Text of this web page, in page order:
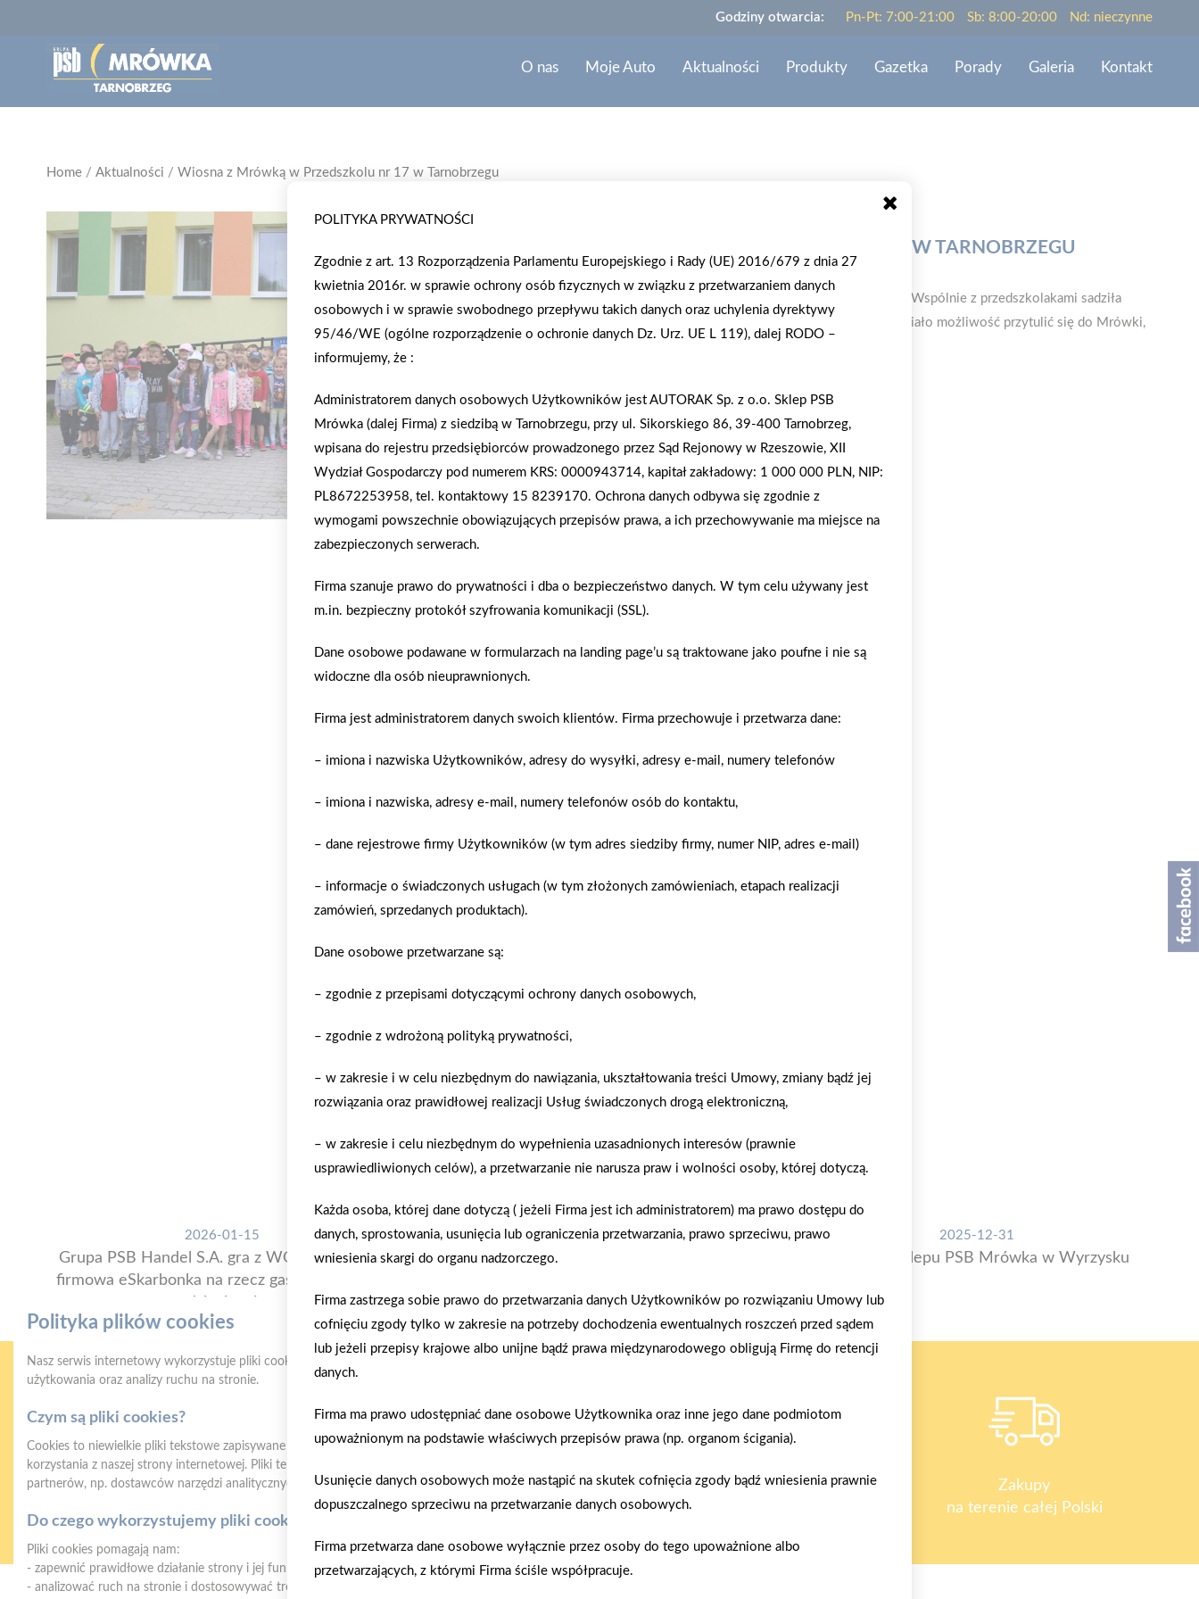
Godziny otwarcia: Pn-Pt: 7:00-21:00 Sb: 8:00-20:00 Nd: nieczynne
O nas Moje Auto Aktualności Produkty Gazetka Porady Galeria Kontakt
Home / Aktualności / Wiosna z Mrówką w Przedszkolu nr 17 w Tarnobrzegu
WIOSNA Z MRÓWKĄ W PRZEDSZKOLU NR 17 W TARNOBRZEGU
Nasza Mrówka 29 maja odwiedziła Przedszkole nr 17 w Tarnobrzegu. Wspólnie z przedszkolakami sadziła
kwiaty upiększając najbliższe otoczenie przedszkola. Każde dziecko miało możliwość przytulić się do Mrówki,
GALERIA
2026-01-15
Grupa PSB Handel S.A. gra z WOŚP. Powstała
firmowa eSkarbonka na rzecz gastroenterologii
2026-01-12
Zacisze S.A. dołącza do Grupy PSB. Sieć kończy
2025-12-31
Otwarcie sklepu PSB Mrówka w Wyrzysku
Gwarancja jakości
Zakupy w systemie
ratalnym
Oferujemy zakupy
Zakupy
na terenie całej Polski
POLITYKA PRYWATNOŚCI
Zgodnie z art. 13 Rozporządzenia Parlamentu Europejskiego i Rady (UE) 2016/679 z dnia 27
kwietnia 2016r. w sprawie ochrony osób fizycznych w związku z przetwarzaniem danych
osobowych i w sprawie swobodnego przepływu takich danych oraz uchylenia dyrektywy
95/46/WE (ogólne rozporządzenie o ochronie danych Dz. Urz. UE L 119), dalej RODO –
informujemy, że :
Administratorem danych osobowych Użytkowników jest AUTORAK Sp. z o.o. Sklep PSB
Mrówka (dalej Firma) z siedzibą w Tarnobrzegu, przy ul. Sikorskiego 86, 39-400 Tarnobrzeg,
wpisana do rejestru przedsiębiorców prowadzonego przez Sąd Rejonowy w Rzeszowie, XII
Wydział Gospodarczy pod numerem KRS: 0000943714, kapitał zakładowy: 1 000 000 PLN, NIP:
PL8672253958, tel. kontaktowy 15 8239170. Ochrona danych odbywa się zgodnie z
wymogami powszechnie obowiązujących przepisów prawa, a ich przechowywanie ma miejsce na
zabezpieczonych serwerach.
Firma szanuje prawo do prywatności i dba o bezpieczeństwo danych. W tym celu używany jest
m.in. bezpieczny protokół szyfrowania komunikacji (SSL).
Dane osobowe podawane w formularzach na landing page’u są traktowane jako poufne i nie są
widoczne dla osób nieuprawnionych.
Firma jest administratorem danych swoich klientów. Firma przechowuje i przetwarza dane:
– imiona i nazwiska Użytkowników, adresy do wysyłki, adresy e-mail, numery telefonów
– imiona i nazwiska, adresy e-mail, numery telefonów osób do kontaktu,
– dane rejestrowe firmy Użytkowników (w tym adres siedziby firmy, numer NIP, adres e-mail)
– informacje o świadczonych usługach (w tym złożonych zamówieniach, etapach realizacji
zamówień, sprzedanych produktach).
Dane osobowe przetwarzane są:
– zgodnie z przepisami dotyczącymi ochrony danych osobowych,
– zgodnie z wdrożoną polityką prywatności,
– w zakresie i w celu niezbędnym do nawiązania, ukształtowania treści Umowy, zmiany bądź jej
rozwiązania oraz prawidłowej realizacji Usług świadczonych drogą elektroniczną,
– w zakresie i celu niezbędnym do wypełnienia uzasadnionych interesów (prawnie
usprawiedliwionych celów), a przetwarzanie nie narusza praw i wolności osoby, której dotyczą.
Każda osoba, której dane dotyczą ( jeżeli Firma jest ich administratorem) ma prawo dostępu do
danych, sprostowania, usunięcia lub ograniczenia przetwarzania, prawo sprzeciwu, prawo
wniesienia skargi do organu nadzorczego.
Firma zastrzega sobie prawo do przetwarzania danych Użytkowników po rozwiązaniu Umowy lub
cofnięciu zgody tylko w zakresie na potrzeby dochodzenia ewentualnych roszczeń przed sądem
lub jeżeli przepisy krajowe albo unijne bądź prawa międzynarodowego obligują Firmę do retencji
danych.
Firma ma prawo udostępniać dane osobowe Użytkownika oraz inne jego dane podmiotom
upoważnionym na podstawie właściwych przepisów prawa (np. organom ścigania).
Usunięcie danych osobowych może nastąpić na skutek cofnięcia zgody bądź wniesienia prawnie
dopuszczalnego sprzeciwu na przetwarzanie danych osobowych.
Firma przetwarza dane osobowe wyłącznie przez osoby do tego upoważnione albo
przetwarzających, z którymi Firma ściśle współpracuje.
Polityka plików cookies
Nasz serwis internetowy wykorzystuje pliki cookies w celu zapewnienia prawidłowego działania strony, poprawy komfortu
użytkowania oraz analizy ruchu na stronie.
Czym są pliki cookies?
Cookies to niewielkie pliki tekstowe zapisywane na urządzeniu użytkownika (komputerze, tablecie, smartfonie) podczas
korzystania z naszej strony internetowej. Pliki te mogą być odczytywane przez nasz system oraz systemy zaufanych
partnerów, np. dostawców narzędzi analitycznych.
Do czego wykorzystujemy pliki cookies?
Pliki cookies pomagają nam:
- zapewnić prawidłowe działanie strony i jej funkcjonalności,
- analizować ruch na stronie i dostosowywać treści do preferencji użytkowników,